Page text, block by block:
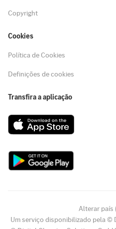
Copyright
Cookies
Política de Cookies
Definições de cookies
Transfira a aplicação
Alterar país
Um serviço disponibilizado pela ©